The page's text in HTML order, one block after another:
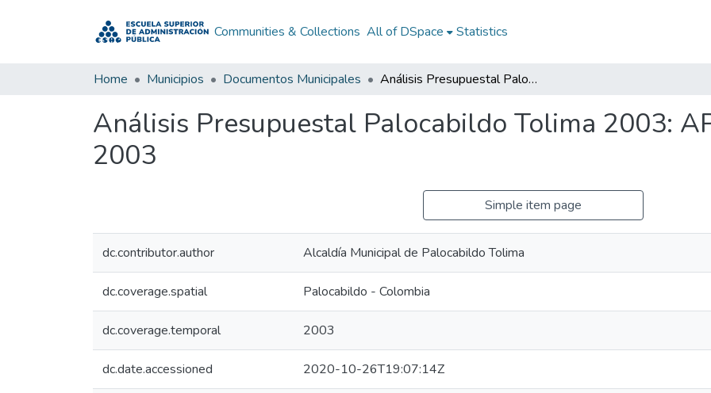
Communities & Collections All of DSpace Statistics
Home Municipios Documentos Municipales Análisis Presupuestal Palocabildo Tolima 2003: AP Palocabildo Tolima 2003
Análisis Presupuestal Palocabildo Tolima 2003:
2003
Simple item page
dc.contributor.author Alcaldía Municipal de Palocabildo Tolima
dc.coverage.spatial Palocabildo - Colombia
dc.coverage.temporal 2003
dc.date.accessioned 2020-10-26T19:07:14Z